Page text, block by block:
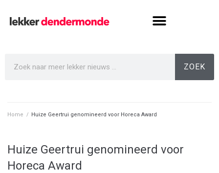
ZOEK
Home / Huize Geertrui genomineerd voor Horeca Award
Huize Geertrui genomineerd voor
Horeca Award